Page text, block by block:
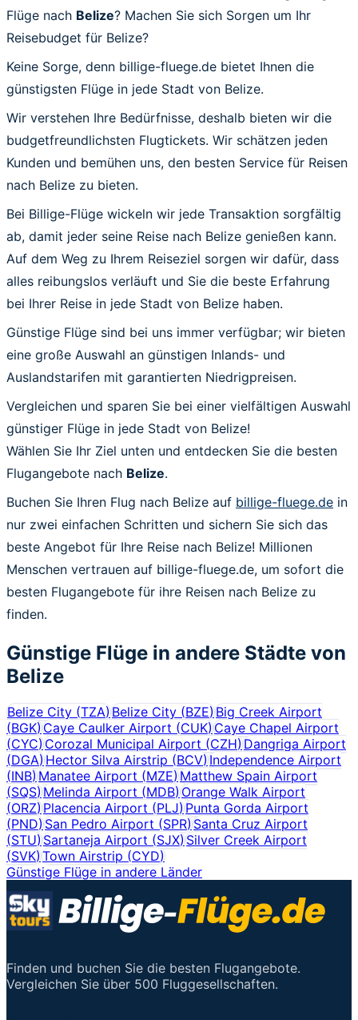
Flüge nach Belize? Machen Sie sich Sorgen um Ihr
Reisebudget für Belize?
Keine Sorge, denn billige-fluege.de bietet Ihnen die
günstigsten Flüge in jede Stadt von Belize.
Wir verstehen Ihre Bedürfnisse, deshalb bieten wir die
budgetfreundlichsten Flugtickets. Wir schätzen jeden
Kunden und bemühen uns, den besten Service für Reisen
nach Belize zu bieten.
Bei Billige-Flüge wickeln wir jede Transaktion sorgfältig
ab, damit jeder seine Reise nach Belize genießen kann.
Auf dem Weg zu Ihrem Reiseziel sorgen wir dafür, dass
alles reibungslos verläuft und Sie die beste Erfahrung
bei Ihrer Reise in jede Stadt von Belize haben.
Günstige Flüge sind bei uns immer verfügbar; wir bieten
eine große Auswahl an günstigen Inlands- und
Auslandstarifen mit garantierten Niedrigpreisen.
Vergleichen und sparen Sie bei einer vielfältigen Auswahl
günstiger Flüge in jede Stadt von Belize!
Wählen Sie Ihr Ziel unten und entdecken Sie die besten
Flugangebote nach Belize.
Buchen Sie Ihren Flug nach Belize auf billige-fluege.de in
nur zwei einfachen Schritten und sichern Sie sich das
beste Angebot für Ihre Reise nach Belize! Millionen
Menschen vertrauen auf billige-fluege.de, um sofort die
besten Flugangebote für ihre Reisen nach Belize zu
finden.
Günstige Flüge in andere Städte von
Belize
Belize City (TZA)Belize City (BZE)Big Creek Airport
(BGK)Caye Caulker Airport (CUK)Caye Chapel Airport
(CYC)Corozal Municipal Airport (CZH) Dangriga Airport
(DGA)Hector Silva Airstrip (BCV) Independence Airport
(INB)Manatee Airport (MZE) Matthew Spain Airport
(SQS)Melinda Airport (MDB)Orange Walk Airport
(ORZ)Placencia Airport (PLJ)Punta Gorda Airport
(PND)San Pedro Airport (SPR) Santa Cruz Airport
(STU)Sartaneja Airport (SJX) Silver Creek Airport
(SVK)Town Airstrip (CYD)
Günstige Flüge in andere Länder
Finden und buchen Sie die besten Flugangebote.
Vergleichen Sie über 500 Fluggesellschaften.